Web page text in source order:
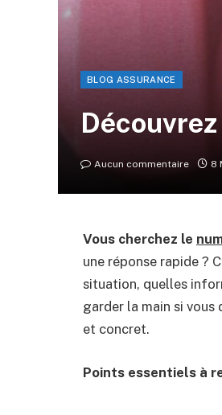
BLOG ASSURANCE
Aucun commentaire 8
Vous cherchez le
une réponse rapide ?
situation, quelles
garder la main si
et concret.
Points essentiels à